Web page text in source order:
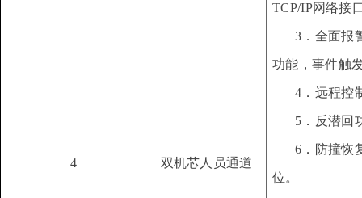
4 双机芯人员通道
TCP/IP网络接
3．全面报
功能，事件触
4．远程控
5．反潜回
6．防撞恢
位。